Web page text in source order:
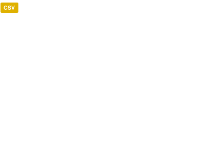
CSV